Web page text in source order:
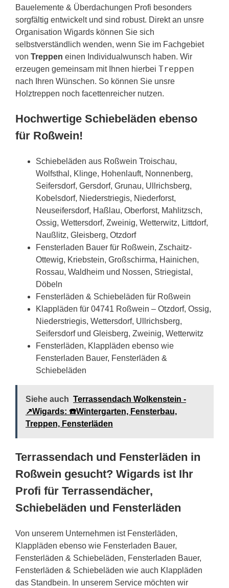
Bauelemente & Überdachungen Profi besonders
sorgfältig entwickelt und sind robust. Direkt an unsre
Organisation Wigards können Sie sich
selbstverständlich wenden, wenn Sie im Fachgebiet
von Treppen einen Individualwunsch haben. Wir
erzeugen gemeinsam mit Ihnen hierbei Treppen
nach Ihren Wünschen. So können Sie unsre
Holztreppen noch facettenreicher nutzen.
Hochwertige Schiebeläden ebenso
für Roßwein!
Schiebeläden aus Roßwein Troischau,
Wolfsthal, Klinge, Hohenlauft, Nonnenberg,
Seifersdorf, Gersdorf, Grunau, Ullrichsberg,
Kobelsdorf, Niederstriegis, Niederforst,
Neuseifersdorf, Haßlau, Oberforst, Mahlitzsch,
Ossig, Wettersdorf, Zweinig, Wetterwitz, Littdorf,
Naußlitz, Gleisberg, Otzdorf
Fensterladen Bauer für Roßwein, Zschaitz-
Ottewig, Kriebstein, Großschirma, Hainichen,
Rossau, Waldheim und Nossen, Striegistal,
Döbeln
Fensterläden & Schiebeläden für Roßwein
Klappläden für 04741 Roßwein – Otzdorf, Ossig,
Niederstriegis, Wettersdorf, Ullrichsberg,
Seifersdorf und Gleisberg, Zweinig, Wetterwitz
Fensterläden, Klappläden ebenso wie
Fensterladen Bauer, Fensterläden &
Schiebeläden
Siehe auch Terrassendach Wolkenstein -
↗️Wigards: ☎️Wintergarten, Fensterbau,
Treppen, Fensterläden
Terrassendach und Fensterläden in
Roßwein gesucht? Wigards ist Ihr
Profi für Terrassendächer,
Schiebeläden und Fensterläden
Von unserem Unternehmen ist Fensterläden,
Klappläden ebenso wie Fensterladen Bauer,
Fensterläden & Schiebeläden, Fensterladen Bauer,
Fensterläden & Schiebeläden wie auch Klappläden
das Standbein. In unserem Service möchten wir